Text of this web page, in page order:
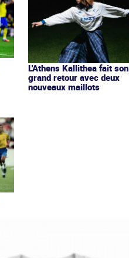
L'Athens Kallithea fait son
grand retour avec deux
nouveaux maillots